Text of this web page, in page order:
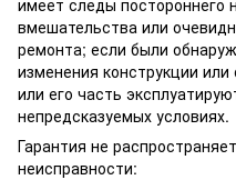
вмешательства или
ремонта; если были
изменения конструкции
или его часть
непредсказуемых условиях.
Гарантия не
неисправности: